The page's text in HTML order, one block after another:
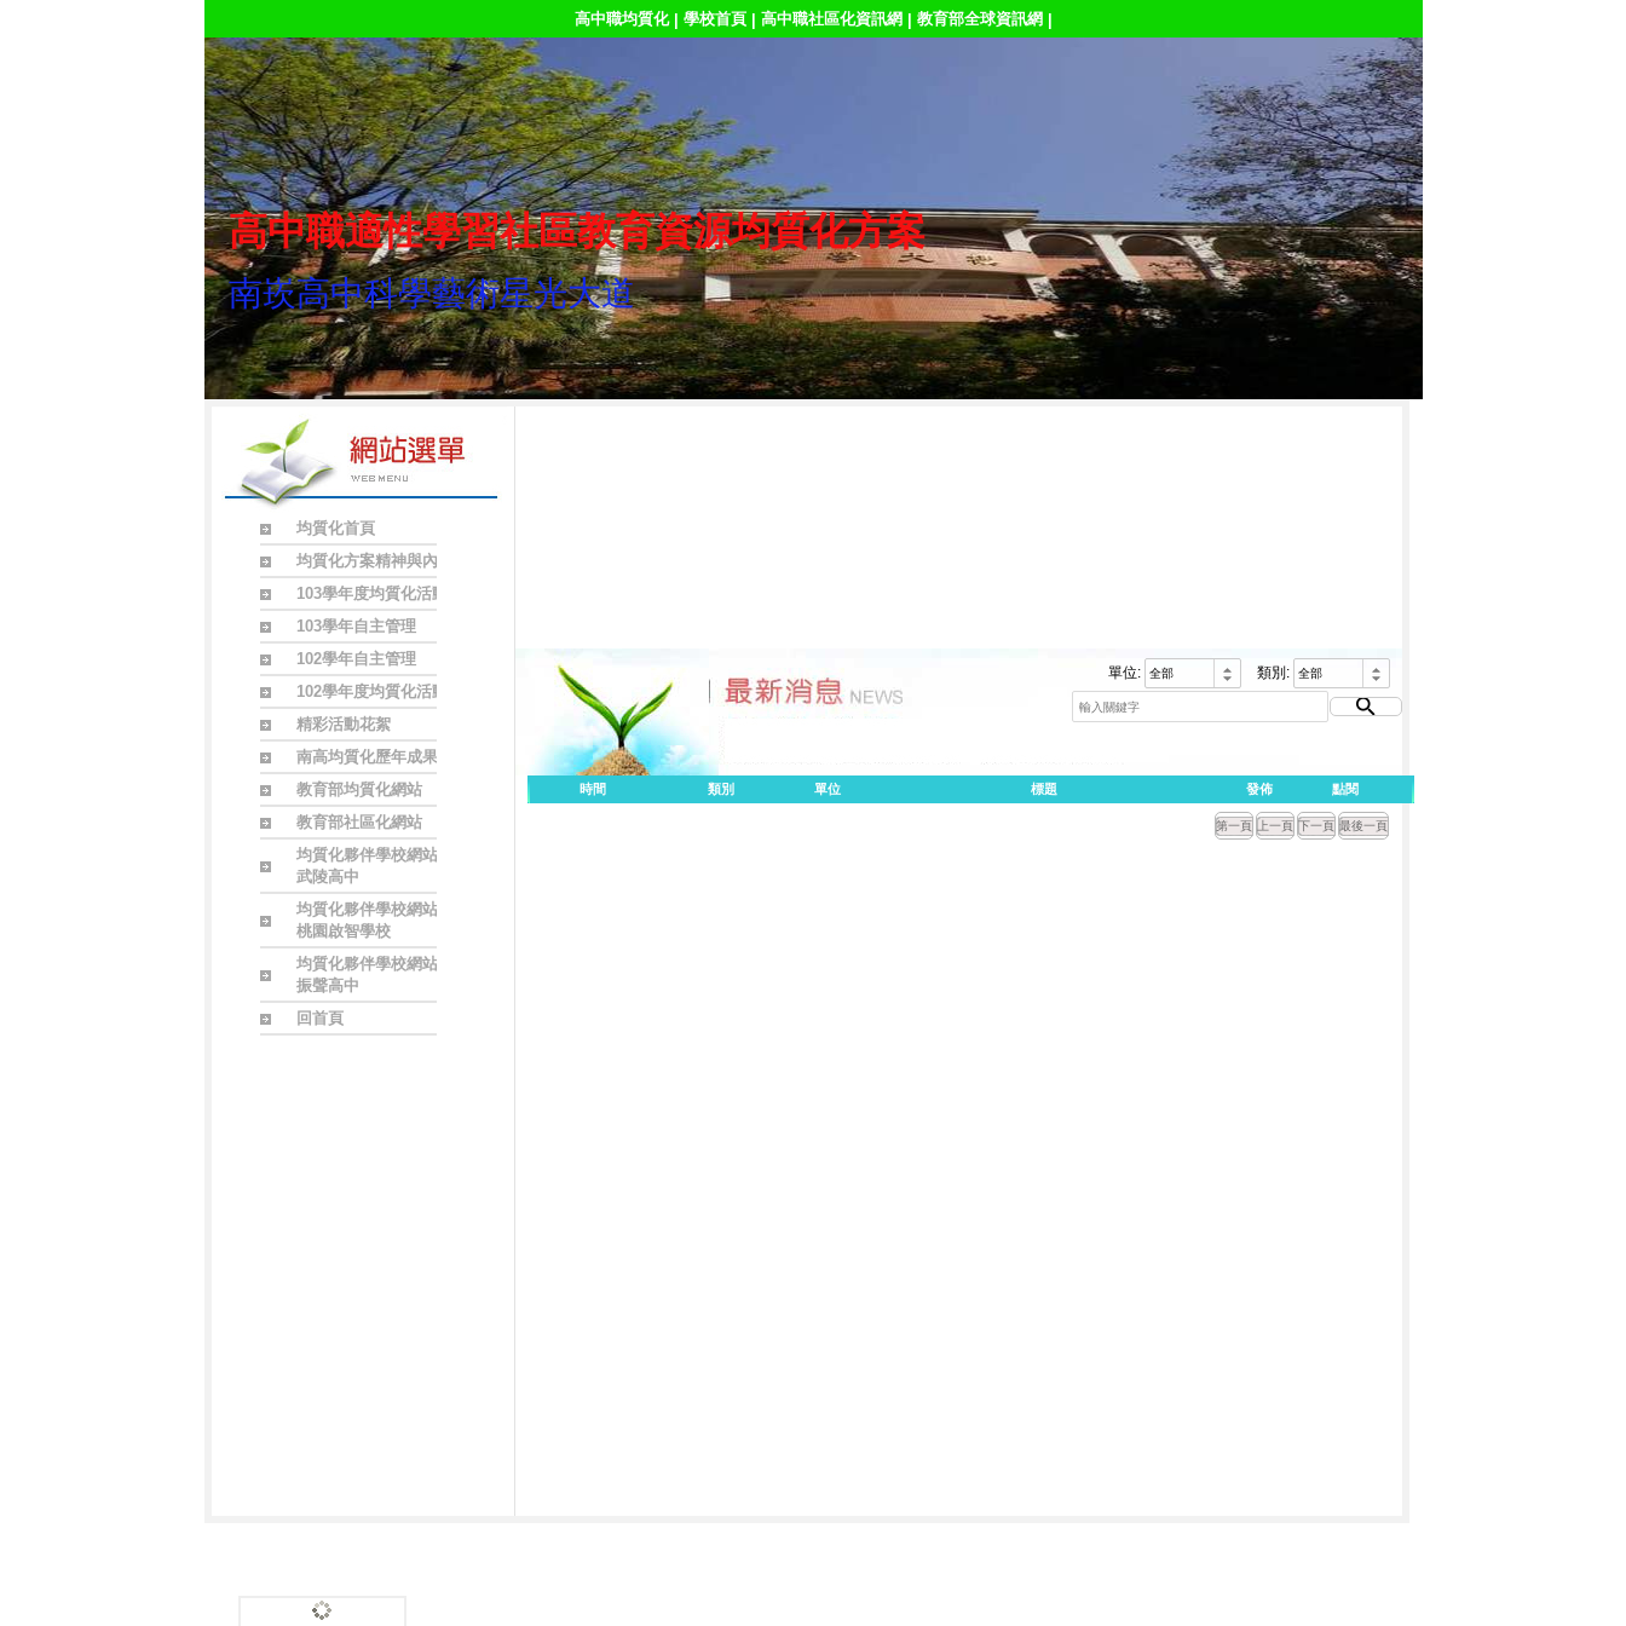
高中職均質化| 學校首頁| 高中職社區化資訊網 | 教育部全球資訊網 |
高中職適性學習社區教育資源均質化方案
南崁高中科學藝術星光大道
均質化首頁
均質化方案精神與內涵
103學年度均質化活動
103學年自主管理
102學年自主管理
102學年度均質化活動
精彩活動花絮
南高均質化歷年成果
教育部均質化網站
教育部社區化網站
均質化夥伴學校網站
武陵高中
均質化夥伴學校網站
桃園啟智學校
均質化夥伴學校網站
振聲高中
回首頁
單位: 類別:
時間 類別 單位 標題 發佈 點閱
第一頁 上一頁 下一頁 最後一頁